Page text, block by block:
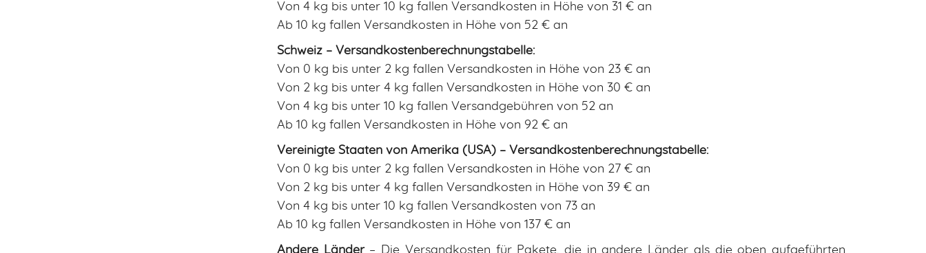
Von 4 kg bis unter 10 kg fallen Versandkosten in Höhe von 31 € an
Ab 10 kg fallen Versandkosten in Höhe von 52 € an
Schweiz – Versandkostenberechnungstabelle:
Von 0 kg bis unter 2 kg fallen Versandkosten in Höhe von 23 € an
Von 2 kg bis unter 4 kg fallen Versandkosten in Höhe von 30 € an
Von 4 kg bis unter 10 kg fallen Versandgebühren von 52 an
Ab 10 kg fallen Versandkosten in Höhe von 92 € an
Vereinigte Staaten von Amerika (USA) – Versandkostenberechnungstabelle:
Von 0 kg bis unter 2 kg fallen Versandkosten in Höhe von 27 € an
Von 2 kg bis unter 4 kg fallen Versandkosten in Höhe von 39 € an
Von 4 kg bis unter 10 kg fallen Versandkosten von 73 an
Ab 10 kg fallen Versandkosten in Höhe von 137 € an
Andere Länder– Die Versandkosten für Pakete, die in andere Länder als die oben aufgeführten